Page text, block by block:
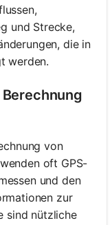
und Strecke,
die in
werden.
von
oft GPS-
und den
zur
sind nützliche